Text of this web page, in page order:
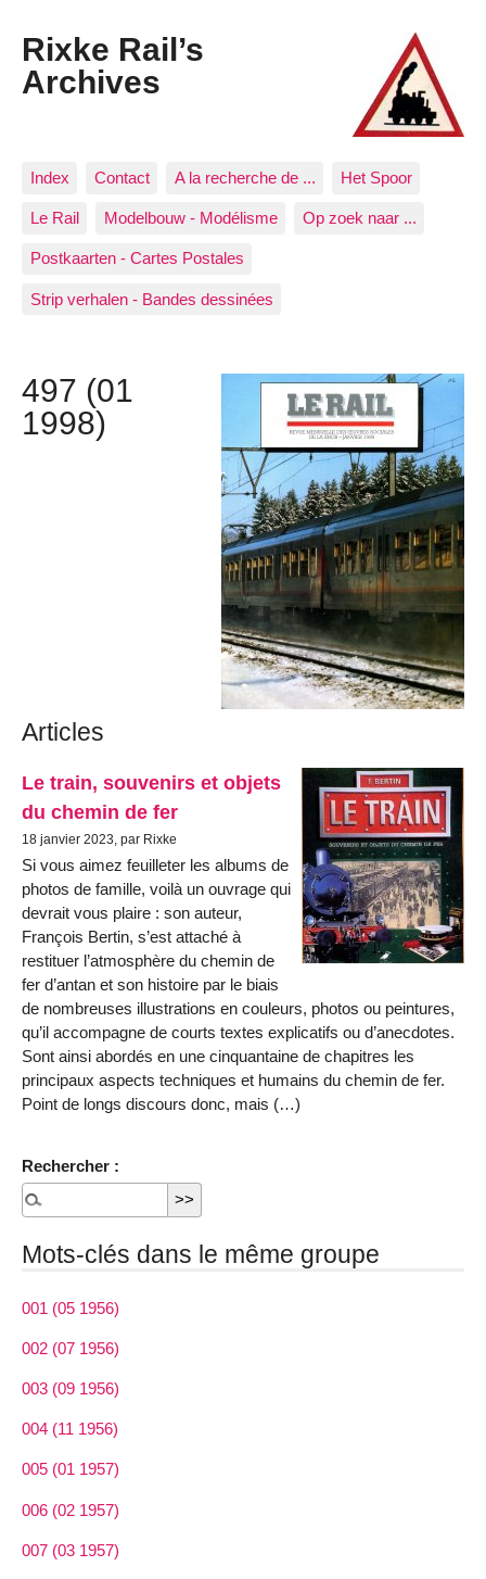
Rixke Rail’s
Archives
Index Contact A la recherche de ... Het Spoor
Le Rail Modelbouw - Modélisme Op zoek naar ...
Postkaarten - Cartes Postales
Strip verhalen - Bandes dessinées
497 (01
1998)
Articles
Le train, souvenirs et objets
du chemin de fer
18 janvier 2023, par Rixke
Si vous aimez feuilleter les albums de
photos de famille, voilà un ouvrage qui
devrait vous plaire : son auteur,
François Bertin, s’est attaché à
restituer l’atmosphère du chemin de
fer d’antan et son histoire par le biais
de nombreuses illustrations en couleurs, photos ou peintures,
qu’il accompagne de courts textes explicatifs ou d’anecdotes.
Sont ainsi abordés en une cinquantaine de chapitres les
principaux aspects techniques et humains du chemin de fer.
Point de longs discours donc, mais (…)
Rechercher :
Mots-clés dans le même groupe
001 (05 1956)
002 (07 1956)
003 (09 1956)
004 (11 1956)
005 (01 1957)
006 (02 1957)
007 (03 1957)